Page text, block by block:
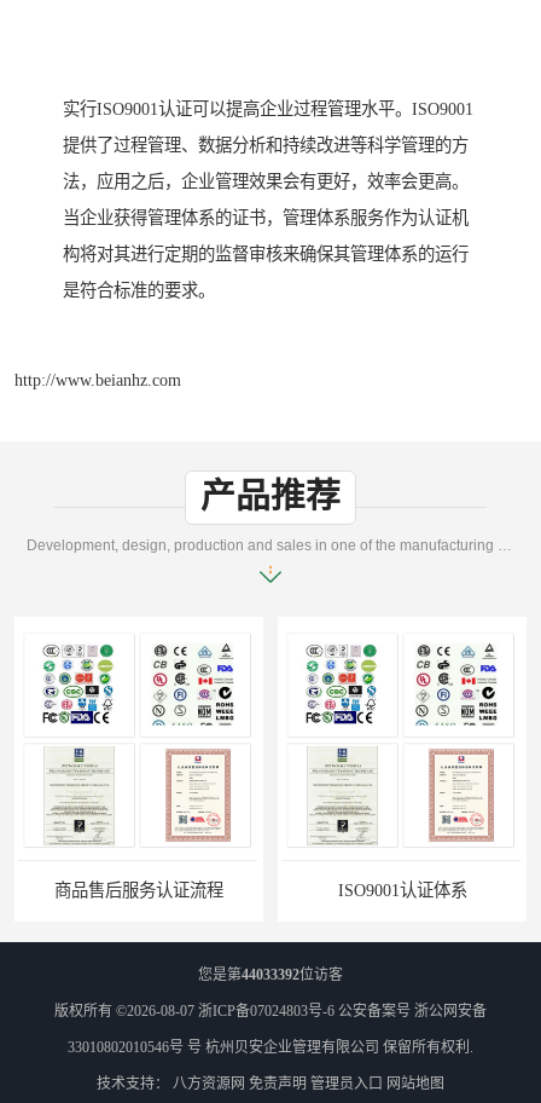
实行ISO9001认证可以提高企业过程管理水平。ISO9001
提供了过程管理、数据分析和持续改进等科学管理的方
法，应用之后，企业管理效果会有更好，效率会更高。
当企业获得管理体系的证书，管理体系服务作为认证机
构将对其进行定期的监督审核来确保其管理体系的运行
是符合标准的要求。
http://www.beianhz.com
产品推荐
Development, design, production and sales in one of the manufacturing enterprises
商品售后服务认证流程 ISO9001认证体系
您是第44033392位访客
版权所有 ©2026-08-07 浙ICP备07024803号-6 公安备案号 浙公网安备
33010802010546号 号 杭州贝安企业管理有限公司 保留所有权利.
技术支持： 八方资源网 免责声明 管理员入口 网站地图